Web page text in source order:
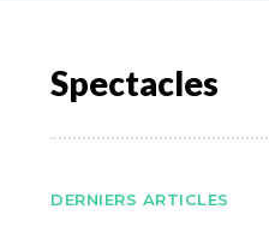
Spectacles
DERNIERS ARTICLES